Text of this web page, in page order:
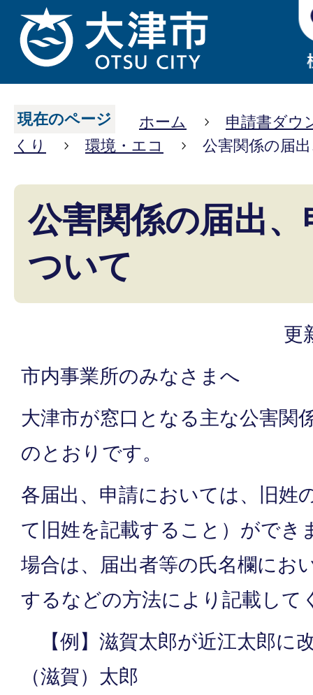
現在のページ ホーム
申請書ダウ
くり
環境・エコ 公害関係の届
公害関係の届出
ついて
更
市内事業所のみなさまへ
大津市が窓口となる主な公害関
のとおりです。
各届出、申請においては、旧姓
て旧姓を記載すること）ができ
場合は、届出者等の氏名欄にお
するなどの方法により記載して
【例】滋賀太郎が近江太郎に
（滋賀）太郎